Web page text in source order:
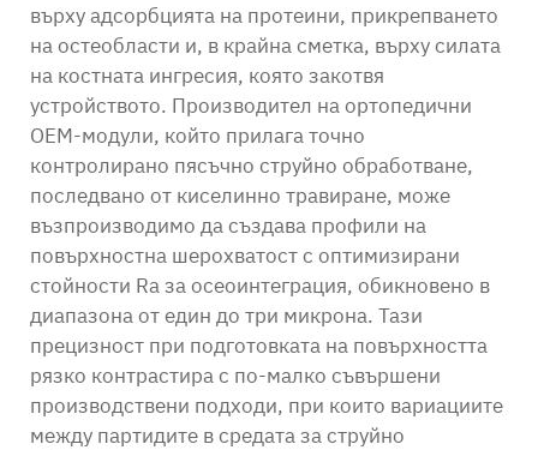
върху адсорбцията на протеини, прикрепването
на остеобласти и, в крайна сметка, върху силата
на костната ингресия, която закотвя
устройството. Производител на ортопедични
OEM-модули, който прилага точно
контролирано пясъчно струйно обработване,
последвано от киселинно травиране, може
възпроизводимо да създава профили на
повърхностна шерохватост с оптимизирани
стойности Ra за осеоинтеграция, обикновено в
диапазона от един до три микрона. Тази
прецизност при подготовката на повърхността
рязко контрастира с по-малко съвършени
производствени подходи, при които вариациите
между партидите в средата за струйно